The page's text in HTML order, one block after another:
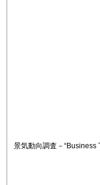
景気動向調査－“Business